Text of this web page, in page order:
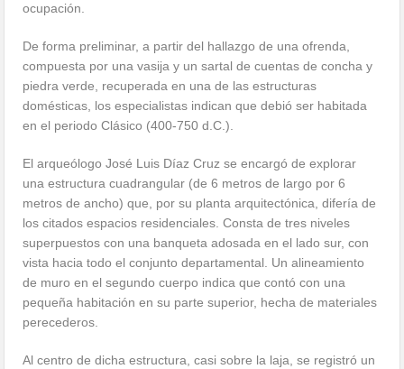
ocupación.
De forma preliminar, a partir del hallazgo de una ofrenda,
compuesta por una vasija y un sartal de cuentas de concha y
piedra verde, recuperada en una de las estructuras
domésticas, los especialistas indican que debió ser habitada
en el periodo Clásico (400-750 d.C.).
El arqueólogo José Luis Díaz Cruz se encargó de explorar
una estructura cuadrangular (de 6 metros de largo por 6
metros de ancho) que, por su planta arquitectónica, difería de
los citados espacios residenciales. Consta de tres niveles
superpuestos con una banqueta adosada en el lado sur, con
vista hacia todo el conjunto departamental. Un alineamiento
de muro en el segundo cuerpo indica que contó con una
pequeña habitación en su parte superior, hecha de materiales
perecederos.
Al centro de dicha estructura, casi sobre la laja, se registró un